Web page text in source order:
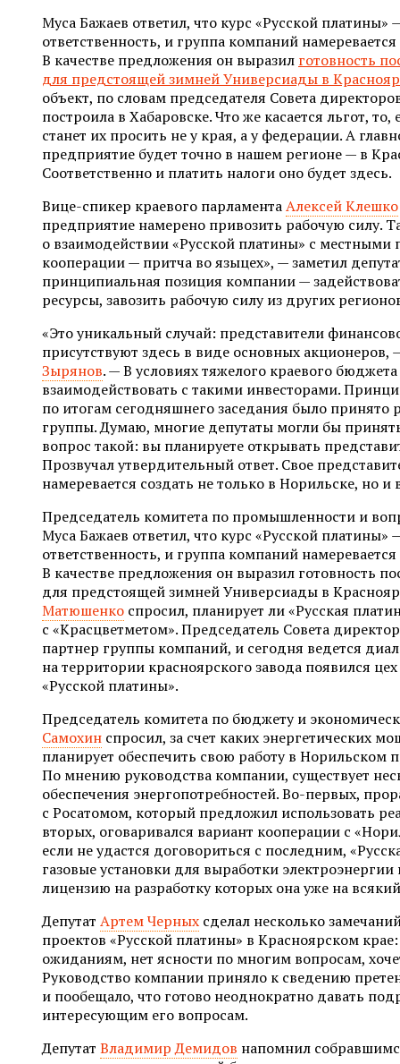
Муса Бажаев ответил, что курс «Русской платины»
ответственность, и группа компаний
В качестве предложения он выразил готовность
для предстоящей зимней Универсиады в
объект, по словам председателя Совета
построила в Хабаровске. Что же касается льгот, то,
станет их просить не у края, а у федерации. А
предприятие будет точно в нашем регионе — в
Соответственно и платить налоги оно будет здесь.
Вице-спикер краевого парламентаАлексей Клешко
предприятие намерено привозить рабочую силу.
о взаимодействии «Русской платины» с
кооперации — притча во языцех», — заметил
принципиальная позиция компании —
ресурсы, завозить рабочую силу из других
«Это уникальный случай: представители
присутствуют здесь в виде основных акционеров,
Зырянов. — В условиях тяжелого краевого
взаимодействовать с такими инвесторами.
по итогам сегодняшнего заседания было принято
группы. Думаю, многие депутаты могли бы
вопрос такой: вы планируете открывать
Прозвучал утвердительный ответ. Свое
намеревается создать не только в Норильске, но и
Председатель комитета по промышленности и
Муса Бажаев ответил, что курс «Русской платины»
ответственность, и группа компаний
В качестве предложения он выразил готовность
для предстоящей зимней Универсиады в
Матюшенко спросил, планирует ли «Русская
с «Красцветметом». Председатель Совета
партнер группы компаний, и сегодня ведется
на территории красноярского завода появился
«Русской платины».
Председатель комитета по бюджету и
Самохин спросил, за счет каких энергетических
планирует обеспечить свою работу в
По мнению руководства компании, существует
обеспечения энергопотребностей. Во-первых,
с Росатомом, который предложил использовать
вторых, оговаривался вариант кооперации с
если не удастся договориться с последним,
газовые установки для выработки
лицензию на разработку которых она уже на
Депутат Артем Черных сделал несколько
проектов «Русской платины» в Красноярском
ожиданиям, нет ясности по многим вопросам,
Руководство компании приняло к сведению
и пообещало, что готово неоднократно давать
интересующим его вопросам.
Депутат Владимир Демидов напомнил